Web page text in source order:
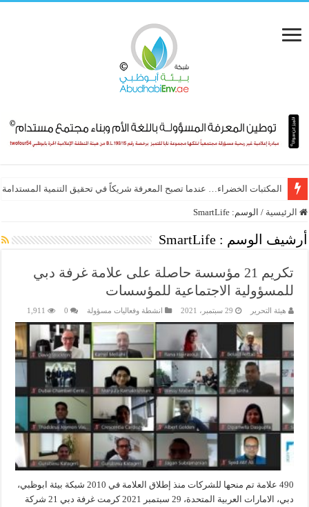
المكتبات الخضراء… عندما تصبح المعرفة شريكاً في تحقيق التنمية المستدامة
الرئيسية / الوسم: SmartLife
أرشيف الوسم : SmartLife
تكريم 21 مؤسسة حاصلة على علامة غرفة دبي
للمسؤولية الاجتماعية للمؤسسات
هيئة التحرير 29 سبتمبر، 2021 انشطة وفعاليات مسؤولة 0
1,911
490 علامة تم منحها للشركات منذ إطلاق العلامة في 2010 شبكة بيئة ابوظبي،
دبي، الامارات العربية المتحدة، 29 سبتمبر 2021 كرمت غرفة دبي 21 شركة